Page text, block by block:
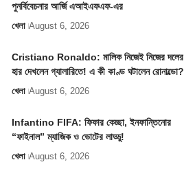
পুনর্বিবেচনার আর্জি এআইএফএফ-এর
খেলা August 6, 2026
Cristiano Ronaldo: মালিক নিজেই নিজের দলের
হার দেখলেন গ্যালারিতে! এ কী কাণ্ড ঘটালেন রোনাল্ডো?
খেলা August 6, 2026
Infantino FIFA: ফিফার কেচ্ছা, ইনফান্তিনোর
“ফাইনাল” ম্যাজিক ও ভোটের লাড্ডু!
খেলা August 6, 2026